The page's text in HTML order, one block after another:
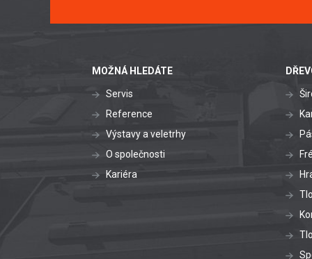
MOŽNÁ HLEDÁTE
Servis
Reference
Výstavy a veletrhy
O společnosti
Kariéra